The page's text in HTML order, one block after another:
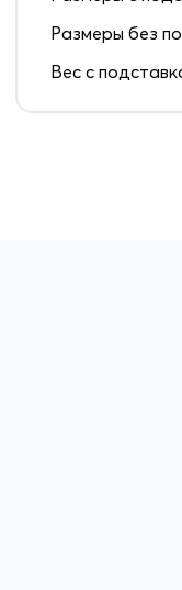
Размеры без
Вес с